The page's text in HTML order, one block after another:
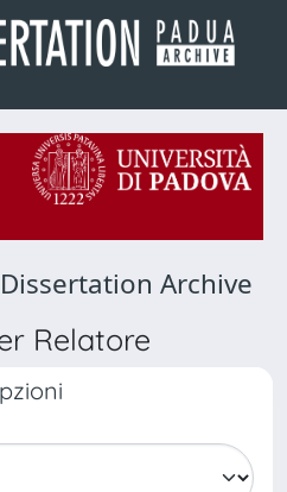
Archive
Relatore